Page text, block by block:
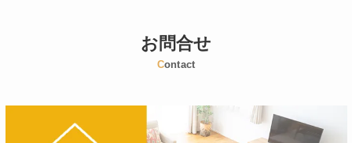
お問合せ
Contact